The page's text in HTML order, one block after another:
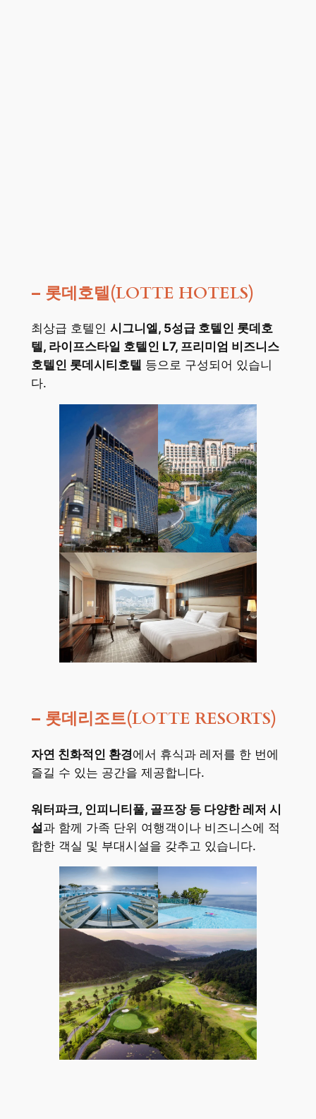
– 롯데호텔(LOTTE HOTELS)
최상급 호텔인 시그니엘, 5성급 호텔인 롯데호
텔, 라이프스타일 호텔인 L7, 프리미엄 비즈니스
호텔인 롯데시티호텔 등으로 구성되어 있습니
다.
– 롯데리조트(LOTTE RESORTS)
자연 친화적인 환경에서 휴식과 레저를 한 번에
즐길 수 있는 공간을 제공합니다.
워터파크, 인피니티풀, 골프장 등 다양한 레저 시
설과 함께 가족 단위 여행객이나 비즈니스에 적
합한 객실 및 부대시설을 갖추고 있습니다.